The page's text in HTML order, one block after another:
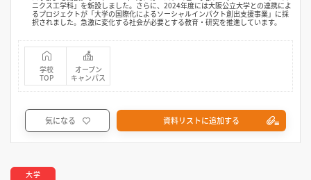
ニクス工学科」を新設しました。さらに、2024年度には大阪公立大学との連携によ
るプロジェクトが「大学の国際化によるソーシャルインパクト創出支援事業」に採
択されました。急激に変化する社会が必要とする教育・研究を推進しています。
学校
TOP
オープン
キャンパス
気になる 資料リストに追加する
大学